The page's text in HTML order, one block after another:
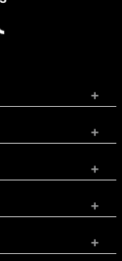
+
+
+
+
+